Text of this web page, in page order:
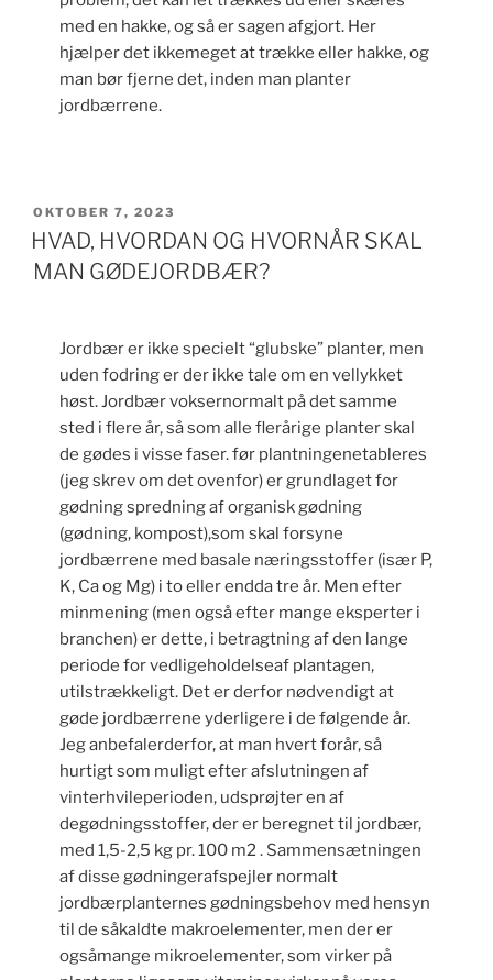
med en hakke, og så er sagen afgjort. Her
hjælper det ikkemeget at trække eller hakke, og
man bør fjerne det, inden man planter
jordbærrene.
UDGIVET
DEN
OKTOBER 7, 2023
HVAD, HVORDAN OG HVORNÅR SKAL
MAN GØDEJORDBÆR?
Jordbær er ikke specielt “glubske” planter, men
uden fodring er der ikke tale om en vellykket
høst. Jordbær voksernormalt på det samme
sted i flere år, så som alle flerårige planter skal
de gødes i visse faser. før plantningenetableres
(jeg skrev om det ovenfor) er grundlaget for
gødning spredning af organisk gødning
(gødning, kompost),som skal forsyne
jordbærrene med basale næringsstoffer (især P,
K, Ca og Mg) i to eller endda tre år. Men efter
minmening (men også efter mange eksperter i
branchen) er dette, i betragtning af den lange
periode for vedligeholdelseaf plantagen,
utilstrækkeligt. Det er derfor nødvendigt at
gøde jordbærrene yderligere i de følgende år.
Jeg anbefalerderfor, at man hvert forår, så
hurtigt som muligt efter afslutningen af
vinterhvileperioden, udsprøjter en af
degødningsstoffer, der er beregnet til jordbær,
med 1,5-2,5 kg pr. 100 m2 . Sammensætningen
af disse gødningerafspejler normalt
jordbærplanternes gødningsbehov med hensyn
til de såkaldte makroelementer, men der er
ogsåmange mikroelementer, som virker på